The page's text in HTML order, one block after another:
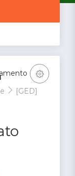
[GED]